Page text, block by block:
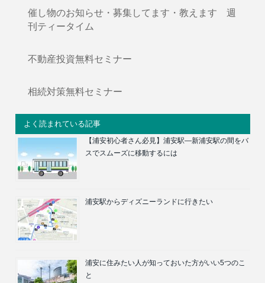
催し物のお知らせ・募集してます・教えます 週
刊ティータイム
不動産投資無料セミナー
相続対策無料セミナー
よく読まれている記事
【浦安初心者さん必見】浦安駅―新浦安駅の間をバ
スでスムーズに移動するには
浦安駅からディズニーランドに行きたい
浦安に住みたい人が知っておいた方がいい5つのこ
と